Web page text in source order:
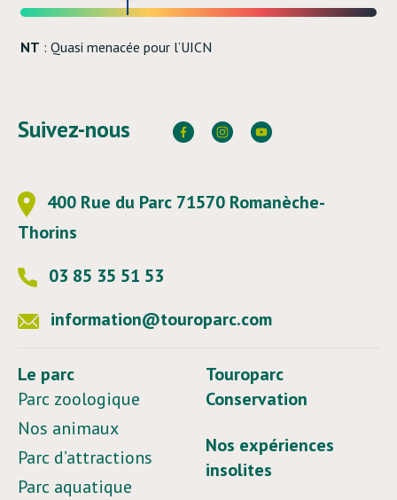
NT : Quasi menacée pour l’UICN
Suivez-nous
400 Rue du Parc 71570 Romanèche-
Thorins
03 85 35 51 53
information@touroparc.com
Le parc
Parc zoologique
Nos animaux
Parc d’attractions
Parc aquatique
Touroparc
Conservation
Nos expériences
insolites